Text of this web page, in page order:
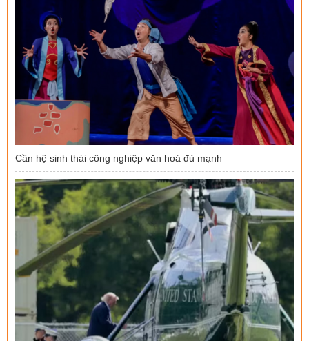
Cần hệ sinh thái công nghiệp văn hoá đủ mạnh